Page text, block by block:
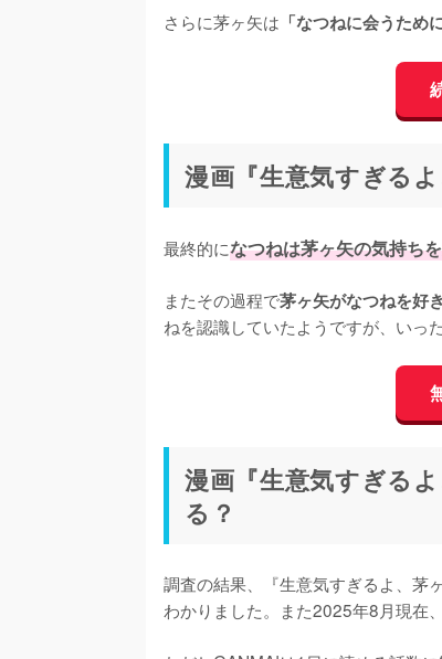
さらに茅ヶ矢は 「なつねに会うため
漫画『生意気すぎる
最終的になつねは茅ヶ矢の気持ち
またその過程で茅ヶ矢がなつねを好
ねを認識していたようですが、いっ
漫画『生意気すぎる
る？
調査の結果、『生意気すぎるよ、茅
わかりました。また2025年8月現在、